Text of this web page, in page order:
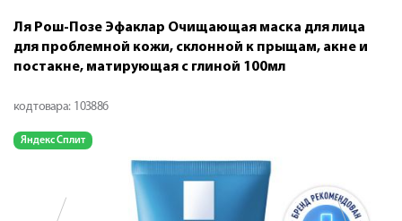
Ля Рош-Позе Эфаклар Очищающая маска для лица
для проблемной кожи, склонной к прыщам, акне и
постакне, матирующая с глиной 100мл
код товара: 103886
Яндекс Сплит